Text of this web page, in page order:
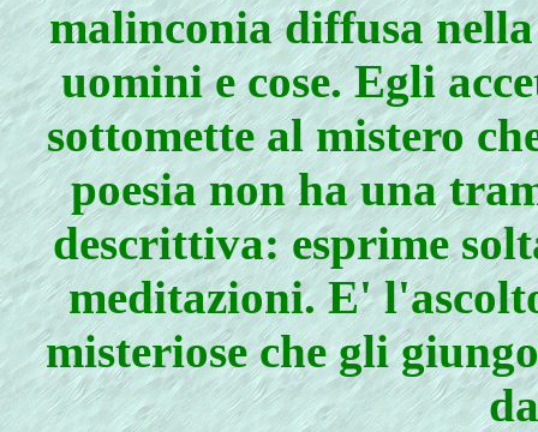
malinconia diffusa
uomini e cose. Egli
sottomette al mistero
poesia non ha una
descrittiva: esprime
meditazioni. E'
misteriose che gli